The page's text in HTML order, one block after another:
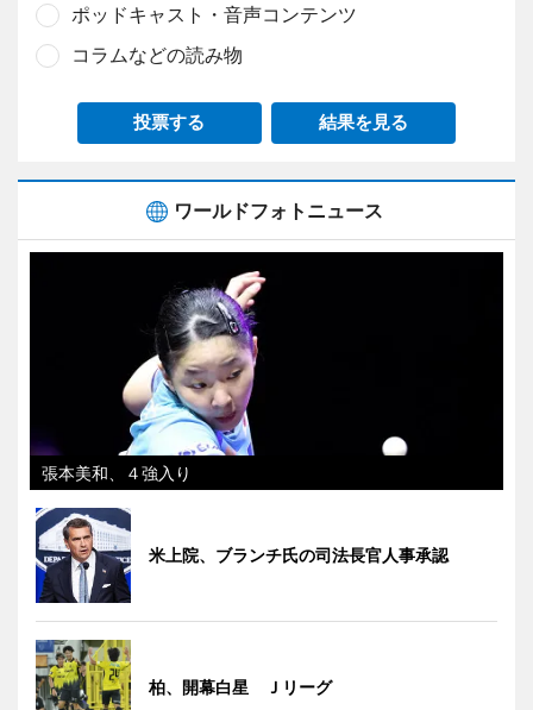
ポッドキャスト・音声コンテンツ
コラムなどの読み物
投票する 結果を見る
ワールドフォトニュース
張本美和、４強入り
米上院、ブランチ氏の司法長官人事承認
柏、開幕白星 Ｊリーグ